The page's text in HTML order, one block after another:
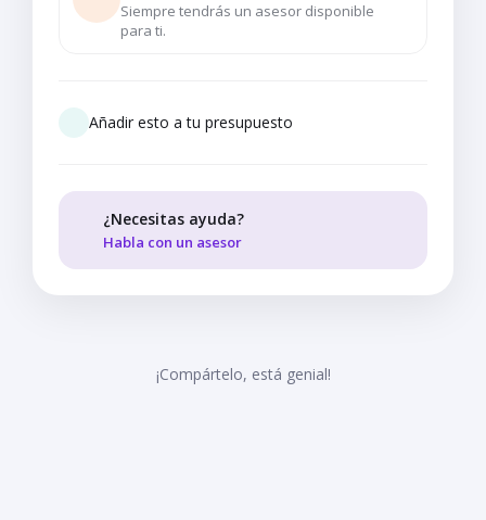
Siempre tendrás un asesor disponible
para ti.
Añadir esto a tu presupuesto
¿Necesitas ayuda?
Habla con un asesor
¡Compártelo, está genial!